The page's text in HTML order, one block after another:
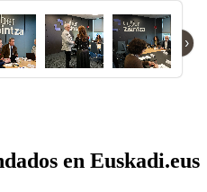
›
en Euskadi.eus